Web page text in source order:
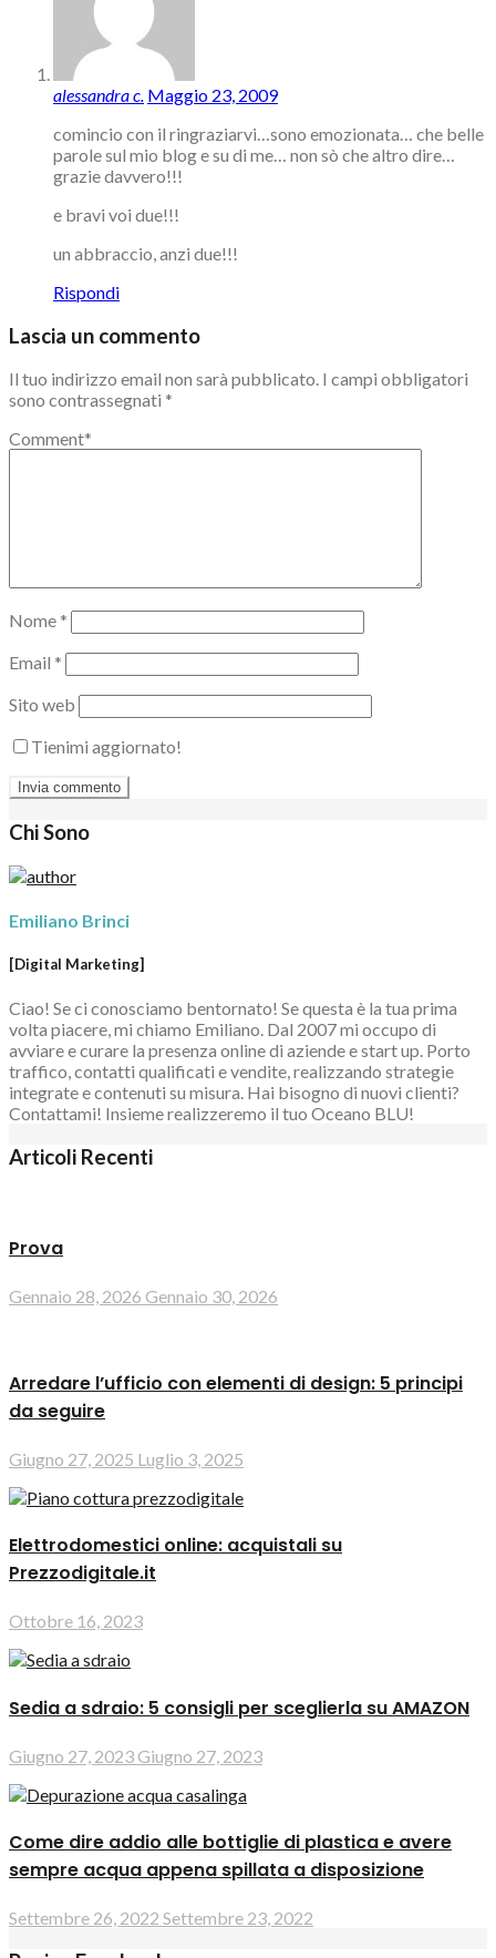
alessandra c. Maggio 23, 2009
comincio con il ringraziarvi…sono emozionata… che belle
parole sul mio blog e su di me… non sò che altro dire…
grazie davvero!!!
e bravi voi due!!!
un abbraccio, anzi due!!!
Rispondi
Lascia un commento
Il tuo indirizzo email non sarà pubblicato. I campi obbligatori
sono contrassegnati *
Comment*
Nome *
Email *
Sito web
Tienimi aggiornato!
Chi Sono
Emiliano Brinci
[Digital Marketing]
Ciao! Se ci conosciamo bentornato! Se questa è la tua prima
volta piacere, mi chiamo Emiliano. Dal 2007 mi occupo di
avviare e curare la presenza online di aziende e start up. Porto
traffico, contatti qualificati e vendite, realizzando strategie
integrate e contenuti su misura. Hai bisogno di nuovi clienti?
Contattami! Insieme realizzeremo il tuo Oceano BLU!
Articoli Recenti
Prova
Gennaio 28, 2026 Gennaio 30, 2026
Arredare l’ufficio con elementi di design: 5 principi
da seguire
Giugno 27, 2025 Luglio 3, 2025
Elettrodomestici online: acquistali su
Prezzodigitale.it
Ottobre 16, 2023
Sedia a sdraio: 5 consigli per sceglierla su AMAZON
Giugno 27, 2023Giugno 27, 2023
Come dire addio alle bottiglie di plastica e avere
sempre acqua appena spillata a disposizione
Settembre 26, 2022 Settembre 23, 2022